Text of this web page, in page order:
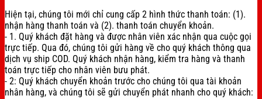
Hiện tại, chúng tôi mới chỉ cung cấp 2 hình thức thanh toán: (1).
nhận hàng thanh toán và (2). thanh toán chuyển khoản.
- 1. Quý khách đặt hàng và được nhân viên xác nhận qua cuộc gọi
trực tiếp. Qua đó, chúng tôi gửi hàng về cho quý khách thông qua
dịch vụ ship COD. Quý khách nhận hàng, kiểm tra hàng và thanh
toán trực tiếp cho nhân viên bưu phát.
- 2: Quý khách chuyển khoản trước cho chúng tôi qua tài khoản
nhân hàng, và chúng tôi sẽ gửi chuyển phát nhanh cho quý khách: